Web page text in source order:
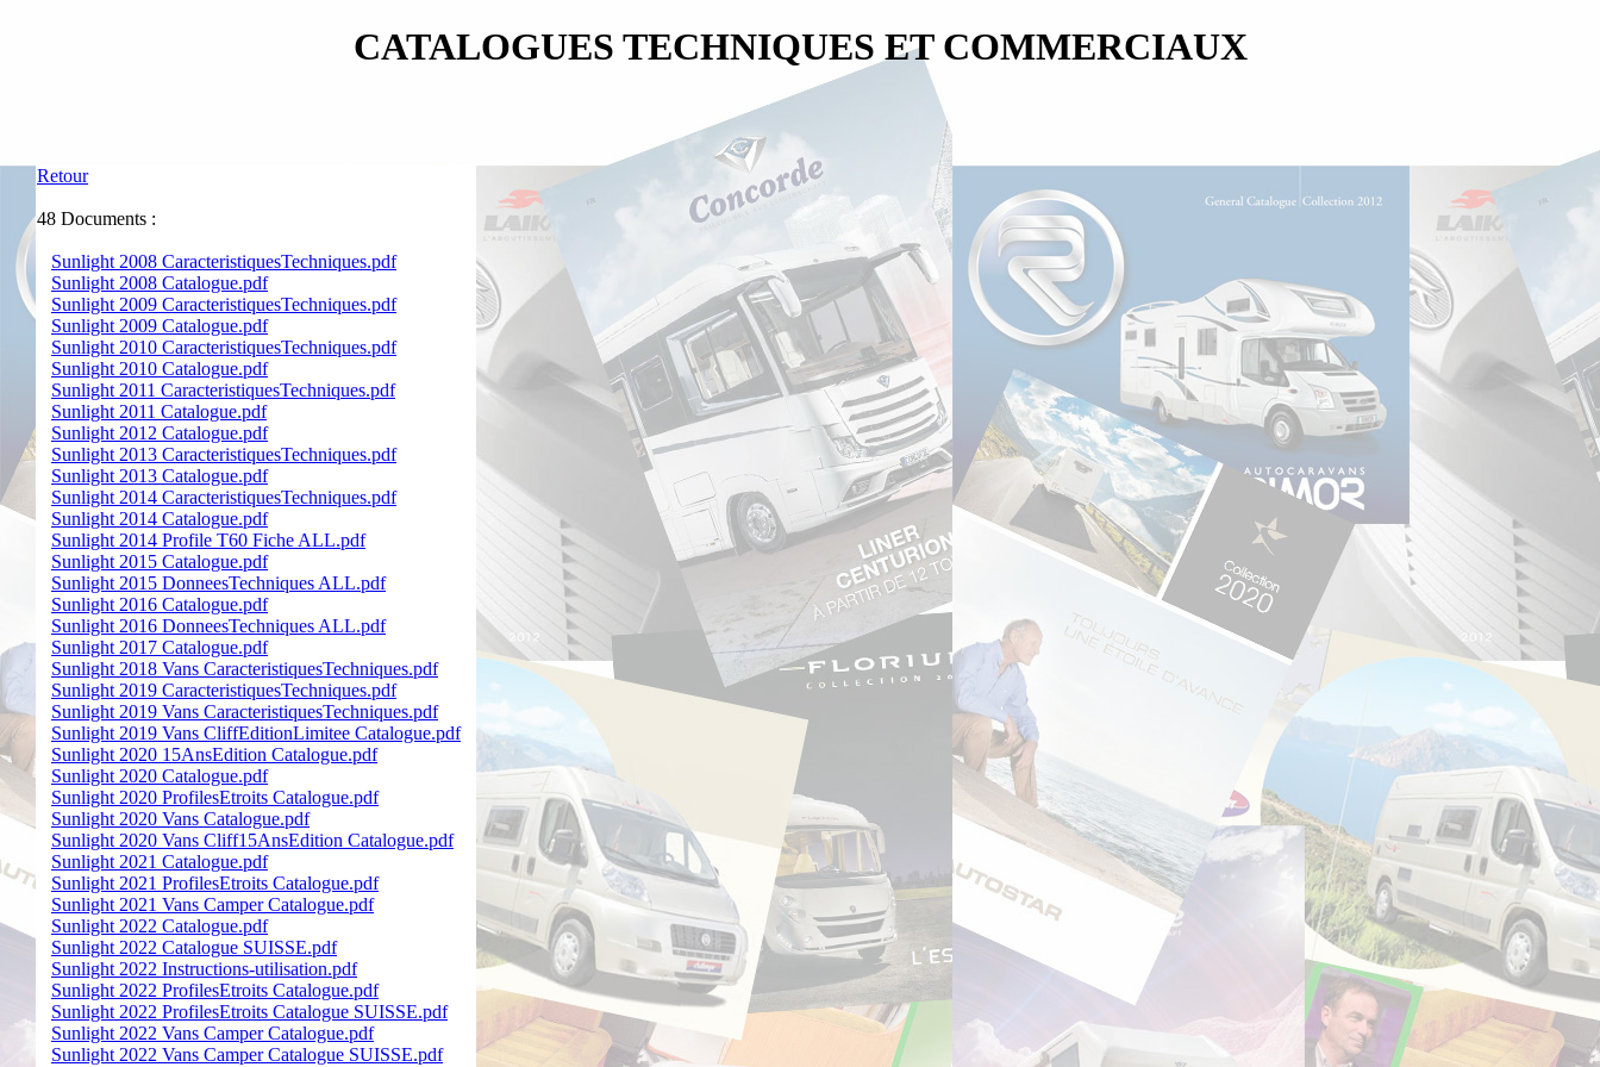
CATALOGUES TECHNIQUES ET COMMERCIAUX
Retour
48 Documents :
Sunlight 2008 CaracteristiquesTechniques.pdf
Sunlight 2008 Catalogue.pdf
Sunlight 2009 CaracteristiquesTechniques.pdf
Sunlight 2009 Catalogue.pdf
Sunlight 2010 CaracteristiquesTechniques.pdf
Sunlight 2010 Catalogue.pdf
Sunlight 2011 CaracteristiquesTechniques.pdf
Sunlight 2011 Catalogue.pdf
Sunlight 2012 Catalogue.pdf
Sunlight 2013 CaracteristiquesTechniques.pdf
Sunlight 2013 Catalogue.pdf
Sunlight 2014 CaracteristiquesTechniques.pdf
Sunlight 2014 Catalogue.pdf
Sunlight 2014 Profile T60 Fiche ALL.pdf
Sunlight 2015 Catalogue.pdf
Sunlight 2015 DonneesTechniques ALL.pdf
Sunlight 2016 Catalogue.pdf
Sunlight 2016 DonneesTechniques ALL.pdf
Sunlight 2017 Catalogue.pdf
Sunlight 2018 Vans CaracteristiquesTechniques.pdf
Sunlight 2019 CaracteristiquesTechniques.pdf
Sunlight 2019 Vans CaracteristiquesTechniques.pdf
Sunlight 2019 Vans CliffEditionLimitee Catalogue.pdf
Sunlight 2020 15AnsEdition Catalogue.pdf
Sunlight 2020 Catalogue.pdf
Sunlight 2020 ProfilesEtroits Catalogue.pdf
Sunlight 2020 Vans Catalogue.pdf
Sunlight 2020 Vans Cliff15AnsEdition Catalogue.pdf
Sunlight 2021 Catalogue.pdf
Sunlight 2021 ProfilesEtroits Catalogue.pdf
Sunlight 2021 Vans Camper Catalogue.pdf
Sunlight 2022 Catalogue.pdf
Sunlight 2022 Catalogue SUISSE.pdf
Sunlight 2022 Instructions-utilisation.pdf
Sunlight 2022 ProfilesEtroits Catalogue.pdf
Sunlight 2022 ProfilesEtroits Catalogue SUISSE.pdf
Sunlight 2022 Vans Camper Catalogue.pdf
Sunlight 2022 Vans Camper Catalogue SUISSE.pdf